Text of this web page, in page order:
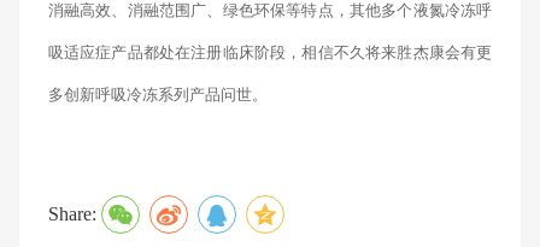
消融高效、消融范围广、绿色环保等特点，其他多个液氮冷冻呼
吸适应症产品都处在注册临床阶段，相信不久将来胜杰康会有更
多创新呼吸冷冻系列产品问世。
Share: